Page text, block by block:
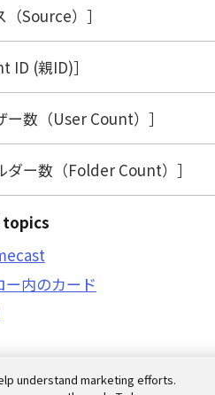
（Source）
ID (親ID)
ー数（User Count）
ダー数（Folder Count）
topics
ー内のカード
understand marketing efforts.